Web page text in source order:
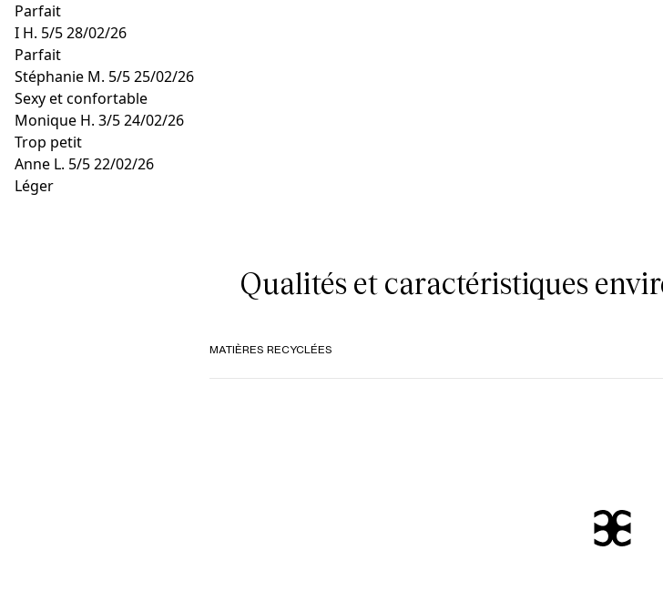
Parfait
I H. 5/528/02/26
Parfait
Stéphanie M. 5/525/02/26
Sexy et confortable
Monique H. 3/524/02/26
Trop petit
Anne L. 5/522/02/26
Léger
Qualités et caractéristiques
MATIÈRES RECYCLÉES